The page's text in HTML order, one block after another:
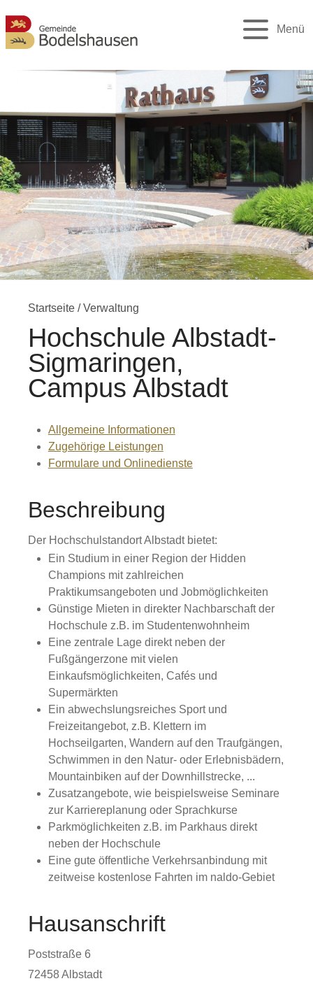
Menü
Startseite /Verwaltung
Hochschule Albstadt-
Sigmaringen,
Campus Albstadt
Allgemeine Informationen
Zugehörige Leistungen
Formulare und Onlinedienste
Beschreibung
Der Hochschulstandort Albstadt bietet:
Ein Studium in einer Region der Hidden
Champions mit zahlreichen
Praktikumsangeboten und Jobmöglichkeiten
Günstige Mieten in direkter Nachbarschaft der
Hochschule z.B. im Studentenwohnheim
Eine zentrale Lage direkt neben der
Fußgängerzone mit vielen
Einkaufsmöglichkeiten, Cafés und
Supermärkten
Ein abwechslungsreiches Sport und
Freizeitangebot, z.B. Klettern im
Hochseilgarten, Wandern auf den Traufgängen,
Schwimmen in den Natur- oder Erlebnisbädern,
Mountainbiken auf der Downhillstrecke, ...
Zusatzangebote, wie beispielsweise Seminare
zur Karriereplanung oder Sprachkurse
Parkmöglichkeiten z.B. im Parkhaus direkt
neben der Hochschule
Eine gute öffentliche Verkehrsanbindung mit
zeitweise kostenlose Fahrten im naldo-Gebiet
Hausanschrift
Poststraße 6
72458Albstadt